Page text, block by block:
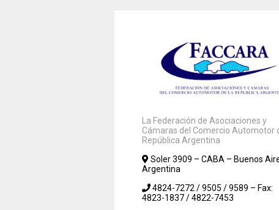
La Federación de Asociaciones y
Cámaras del Comercio Automotor
República Argentina
Soler 3909 – CABA – Buenos
Argentina
4824-7272 / 9505 / 9589 – Fax:
4823-1837 / 4822-7453